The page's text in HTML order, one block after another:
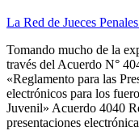
La Red de Jueces
Tomando mucho de la
través del Acuerdo N°
«Reglamento para las
electrónicos para los
Juvenil» Acuerdo 4040
presentaciones